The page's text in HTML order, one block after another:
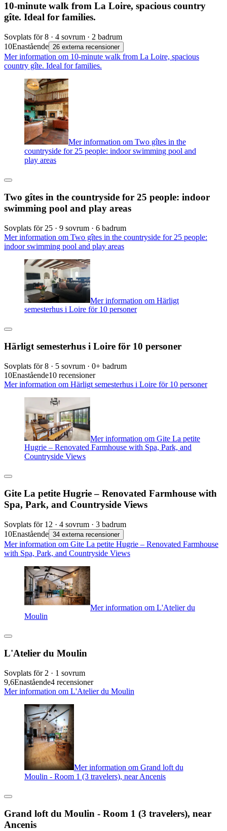
10-minute walk from La Loire, spacious country
gîte. Ideal for families.
Sovplats för 8 · 4 sovrum · 2 badrum
10Enastående 26 externa recensioner
Mer information om 10-minute walk from La Loire, spacious
country gîte. Ideal for families.
Mer information om Two gîtes in the
countryside for 25 people: indoor swimming pool and
play areas
Two gîtes in the countryside for 25 people: indoor
swimming pool and play areas
Sovplats för 25 · 9 sovrum · 6 badrum
Mer information om Two gîtes in the countryside for 25 people:
indoor swimming pool and play areas
Mer information om Härligt
semesterhus i Loire för 10 personer
Härligt semesterhus i Loire för 10 personer
Sovplats för 8 · 5 sovrum · 0+ badrum
10Enastående10 recensioner
Mer information om Härligt semesterhus i Loire för 10 personer
Mer information om Gite La petite
Hugrie – Renovated Farmhouse with Spa, Park, and
Countryside Views
Gite La petite Hugrie – Renovated Farmhouse with
Spa, Park, and Countryside Views
Sovplats för 12 · 4 sovrum · 3 badrum
10Enastående 34 externa recensioner
Mer information om Gite La petite Hugrie – Renovated Farmhouse
with Spa, Park, and Countryside Views
Mer information om L'Atelier du
Moulin
L'Atelier du Moulin
Sovplats för 2 · 1 sovrum
9,6Enastående4 recensioner
Mer information om L'Atelier du Moulin
Mer information om Grand loft du
Moulin - Room 1 (3 travelers), near Ancenis
Grand loft du Moulin - Room 1 (3 travelers), near
Ancenis